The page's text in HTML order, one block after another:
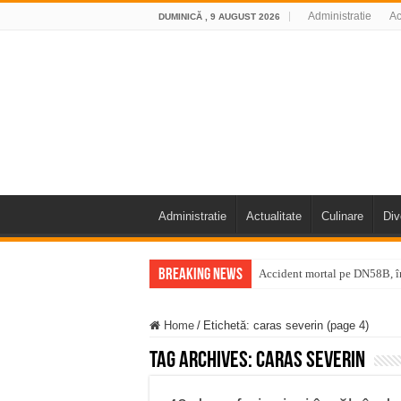
DUMINICĂ , 9 AUGUST 2026 Administratie
Administratie Actualitate Culinare
Breaking News Accident mortal pe DN58B,
Furtuna și vijelia au lovit
Întreruperi temporare ale
Home / Etichetă: caras severin (page 4)
Tag Archives:caras severin